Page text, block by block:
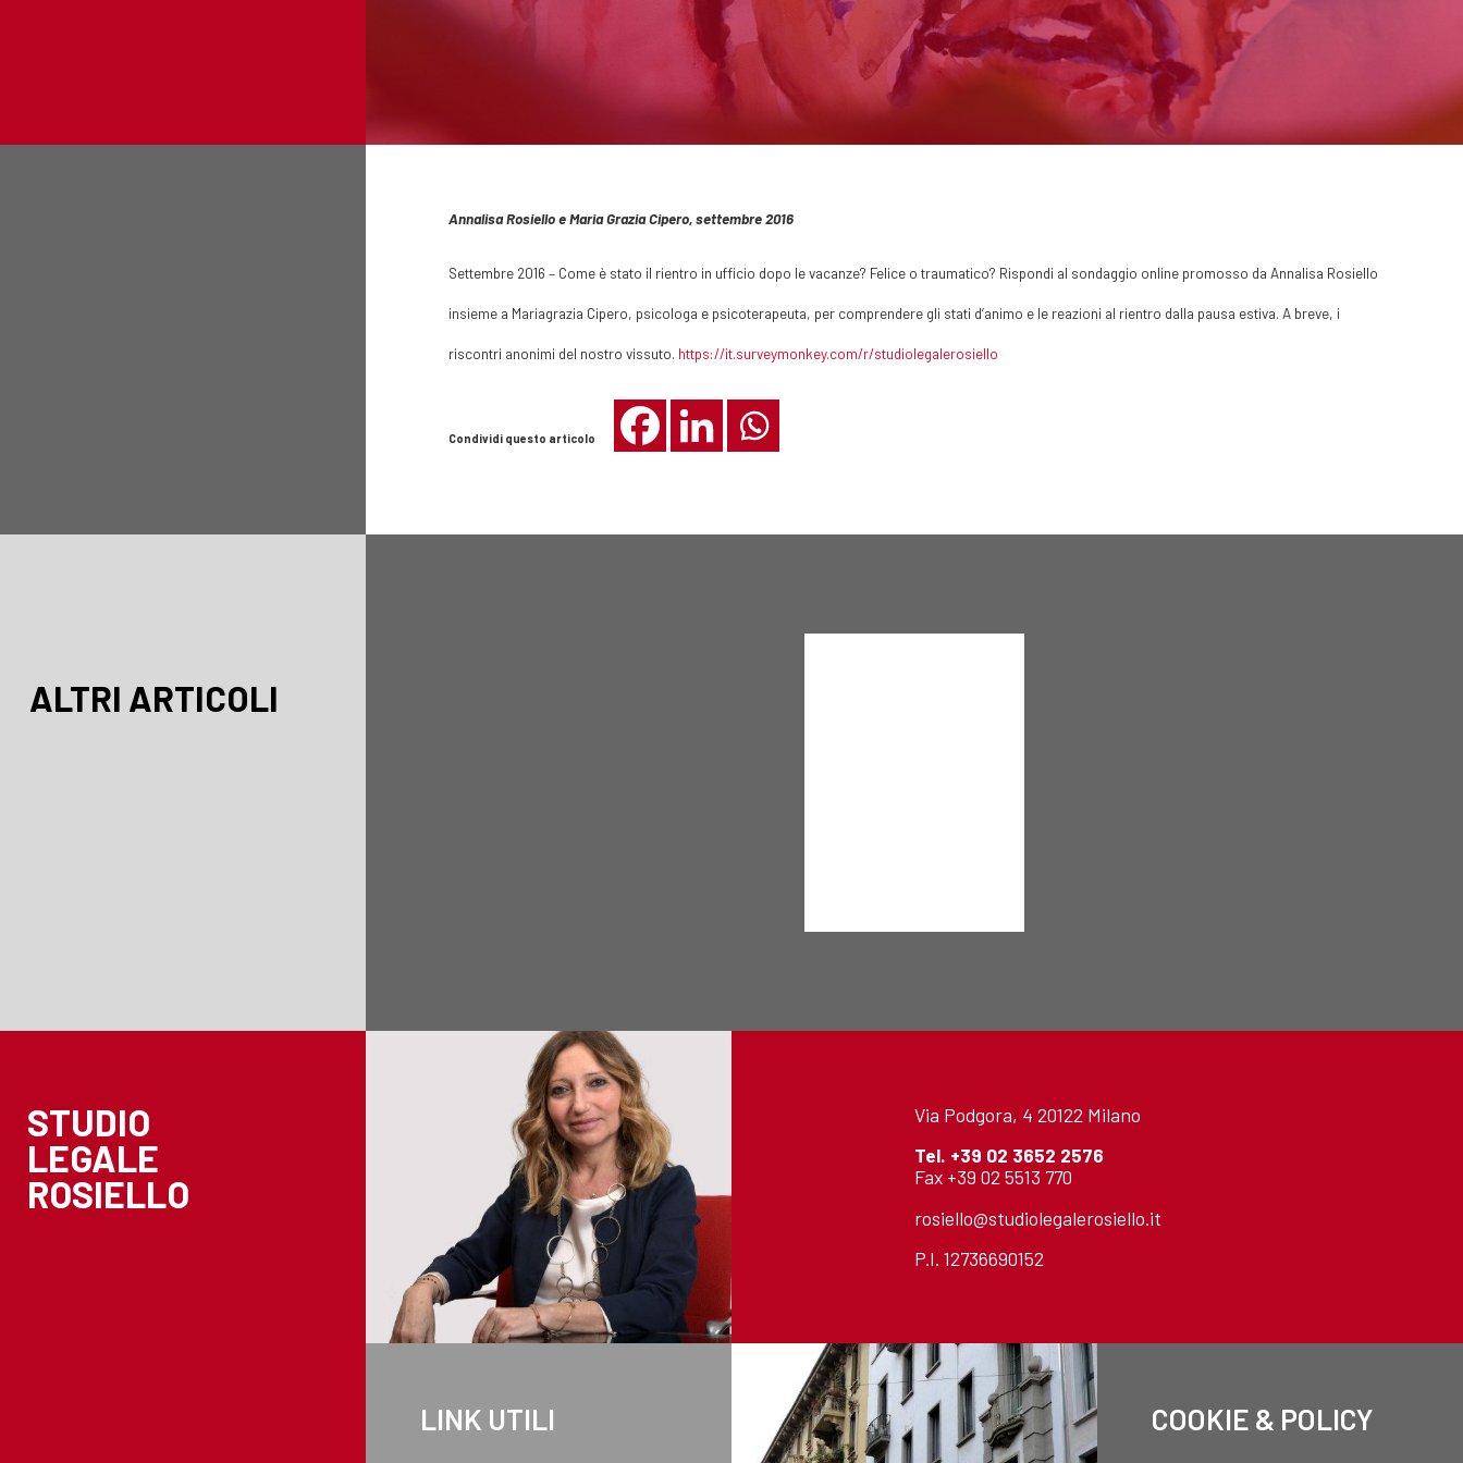
Annalisa Rosiello e Maria Grazia Cipero, settembre 2016
Settembre 2016 – Come è stato il rientro in ufficio dopo le vacanze? Felice o traumatico? Rispondi al sondaggio online promosso da Annalisa Rosiello
insieme a Mariagrazia Cipero, psicologa e psicoterapeuta, per comprendere gli stati d’animo e le reazioni al rientro dalla pausa estiva. A breve, i
riscontri anonimi del nostro vissuto. https://it.surveymonkey.com/r/studiolegalerosiello
Condividi questo articolo
ALTRI ARTICOLI
STUDIO
LEGALE
ROSIELLO
Via Podgora, 4 20122 Milano
Tel. +39 02 3652 2576
Fax +39 02 5513 770
rosiello@studiolegalerosiello.it
P.I. 12736690152
LINK UTILI COOKIE & POLICY